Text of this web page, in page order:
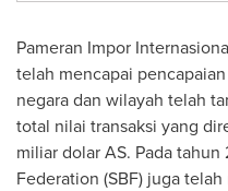
Pameran Impor
telah mencapai
negara dan wilayah telah
total nilai transaksi yang
miliar dolar AS. Pada
Federation (SBF) juga